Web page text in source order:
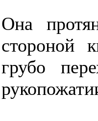
Она
стороной
грубо